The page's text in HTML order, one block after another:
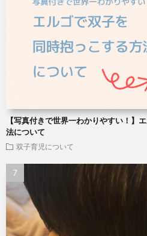
【写真付きで世界一わかりやすい！】
法について
双子育児について